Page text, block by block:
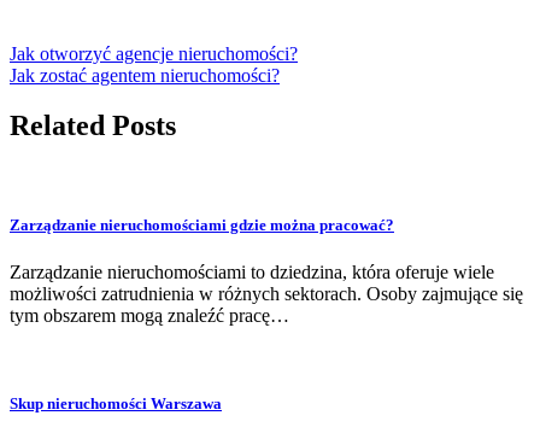
Jak otworzyć agencje nieruchomości?
Jak zostać agentem nieruchomości?
Related Posts
Zarządzanie nieruchomościami gdzie można pracować?
Zarządzanie nieruchomościami to dziedzina, która oferuje wiele
możliwości zatrudnienia w różnych sektorach. Osoby zajmujące się
tym obszarem mogą znaleźć pracę…
Skup nieruchomości Warszawa